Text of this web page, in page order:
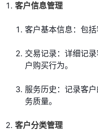
客户信息管理
客户基本信息：包括
交易记录：详细记
户购买行为。
服务历史：记录客
务质量。
客户分类管理